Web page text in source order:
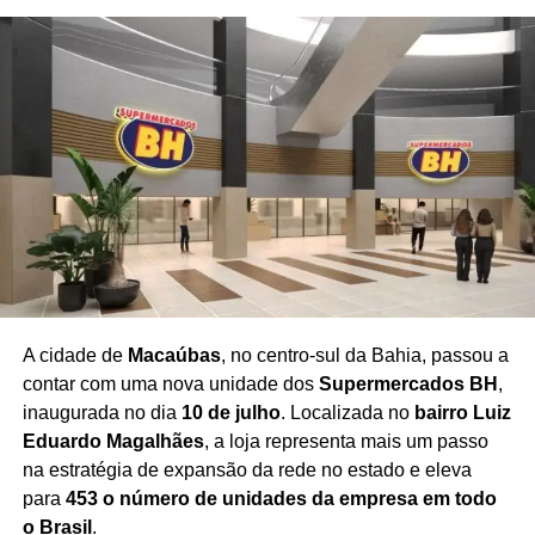
como um importante impulsionador do turismo
cultural em Salvador, promovendo o Centro Histórico
como referência nacional em arte, literatura e patrimônio.
Com uma programação ampla e acessível, a festa
reafirma seu compromisso com a democratização da
cultura, incentivando o surgimento de novos escritores,
ampliando o acesso aos livros e fortalecendo o mercado
editorial brasileiro.A expectativa é de que milhares de
pessoas participem da celebração ao longo dos cinco
dias de evento, consolidando a Flipelô como um dos
Redação Saiba+
A cidade de Macaúbas, no centro-sul da Bahia, passou a
contar com uma nova unidade dos Supermercados BH ,
inaugurada no dia 10 de julho. Localizada no bairro Luiz
Eduardo Magalhães, a loja representa mais um passo
na estratégia de expansão da rede no estado e eleva
para 453 o número de unidades da empresa em todo
o Brasil .